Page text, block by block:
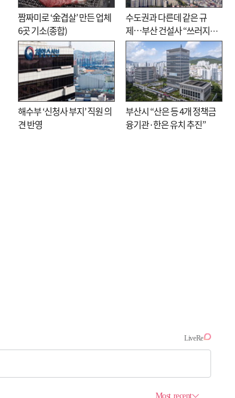
짬짜미로 ‘金겹살’ 만든 업체
6곳 기소(종합)
수도권과 다른데 같은 규
제…부산 건설사 “쓰러지기
직전”
해수부 ‘신청사 부지’ 직원 의
견 반영
부산시 “산은 등 4개 정책금
융기관·한은 유치 추진”